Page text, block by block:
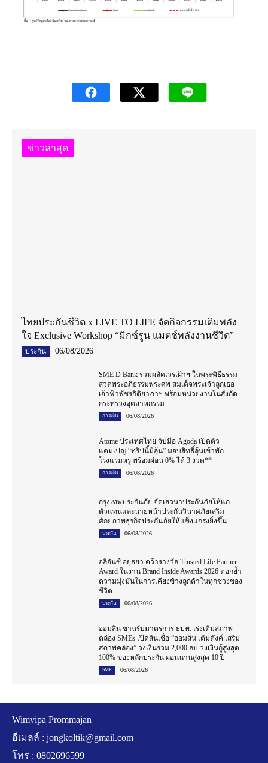
ข่าวล่าสุด
ไทยประกันชีวิต x LIVE TO LIFE จัดกิจกรรมเติมพลัง
ใจ Exclusive Workshop “มิกซ์รูน แมตช์พลังงานชีวิต”
ประกัน 06/08/2026
SME D Bank ร่วมผลัดเวรเฝ้าฯ ในพระพิธีธรรม
สวดพระอภิธรรมพระศพ สมเด็จพระเจ้าลูกเธอ
เจ้าฟ้าพัชรกิติยาภาฯ พร้อมหน่วยงานในสังกัด
กระทรวงอุตสาหกรรม
การเงิน 06/08/2026
Atome ประเทศไทย จับมือ Agoda เปิดตัว
แคมเปญ “ทริปนี้มีลุ้น” มอบสิทธิ์ลุ้นเข้าพัก
โรงแรมหรู พร้อมผ่อน 0% ได้ 3 งวด**
การเงิน 06/08/2026
กรุงเทพประกันภัย จัดเสวนาประกันภัยให้แก่
ตัวแทนและนายหน้าประกันวินาศภัยเสริม
ศักยภาพธุรกิจประกันภัยให้แข็งแกร่งยิ่งขึ้น
ประกัน 06/08/2026
อลิอันซ์ อยุธยา คว้ารางวัล Trusted Life Partner
Award ในงาน Brand Inside Awards 2026 ตอกย้ำ
ความมุ่งมั่นในการเคียงข้างลูกค้าในทุกช่วงของ
ชีวิต
ประกัน 06/08/2026
ออมสิน ขานรับมาตรการ ธปท. เร่งเติมสภาพ
คล่อง SMEs เปิดสินเชื่อ “ออมสิน เติมตังค์ เสริม
สภาพคล่อง” วงเงินรวม 2,000 ลบ.วงเงินกู้สูงสุด
100% ของหลักประกัน ผ่อนนานสูงสุด 10 ปี
SME 06/08/2026
Wimvipa Prommajan
อีเมลล์ : jongkoltik@gmail.com
โทร : 0802696599